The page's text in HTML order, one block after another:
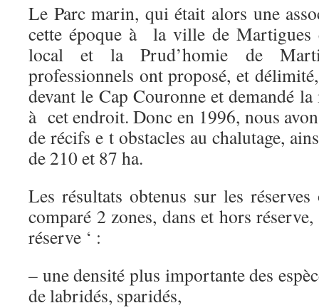
Le Parc marin, qui était alors une
cette époque à la ville de Martigues
local et la Prud’homie de
professionnels ont proposé, et
devant le Cap Couronne et demandé
à cet endroit. Donc en 1996, nous
de récifs e t obstacles au chalutage,
de 210 et 87 ha.
Les résultats obtenus sur les
comparé 2 zones, dans et hors
réserve ‘ :
– une densité plus importante des
de labridés, sparidés,